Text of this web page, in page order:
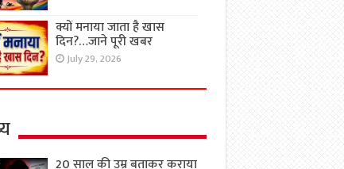
क्यों मनाया जाता है खास
दिन?…जाने पूरी खबर
July 29, 2026
20 साल की उम्र बताकर कराया